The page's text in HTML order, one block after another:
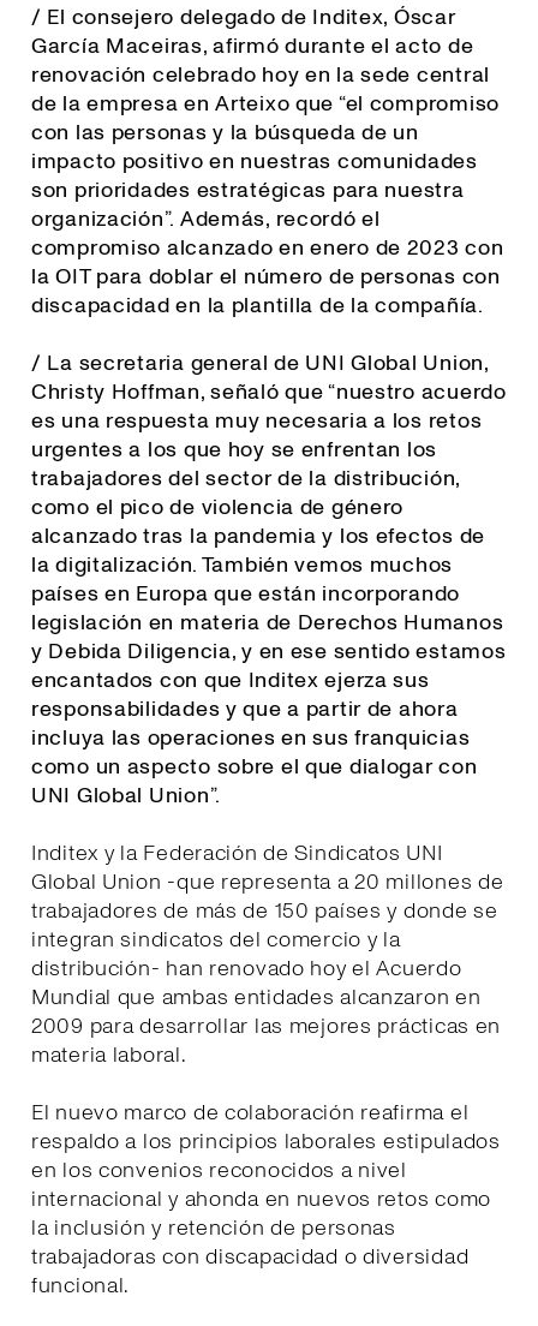
/ El consejero delegado de Inditex, Óscar
García Maceiras, afirmó durante el acto de
renovación celebrado hoy en la sede central
de la empresa en Arteixo que “el compromiso
con las personas y la búsqueda de un
impacto positivo en nuestras comunidades
son prioridades estratégicas para nuestra
organización”. Además, recordó el
compromiso alcanzado en enero de 2023 con
la OIT para doblar el número de personas con
discapacidad en la plantilla de la compañía.
/ La secretaria general de UNI Global Union,
Christy Hoffman, señaló que “nuestro acuerdo
es una respuesta muy necesaria a los retos
urgentes a los que hoy se enfrentan los
trabajadores del sector de la distribución,
como el pico de violencia de género
alcanzado tras la pandemia y los efectos de
la digitalización. También vemos muchos
países en Europa que están incorporando
legislación en materia de Derechos Humanos
y Debida Diligencia, y en ese sentido estamos
encantados con que Inditex ejerza sus
responsabilidades y que a partir de ahora
incluya las operaciones en sus franquicias
como un aspecto sobre el que dialogar con
UNI Global Union”.
Inditex y la Federación de Sindicatos UNI
Global Union -que representa a 20 millones de
trabajadores de más de 150 países y donde se
integran sindicatos del comercio y la
distribución- han renovado hoy el Acuerdo
Mundial que ambas entidades alcanzaron en
2009 para desarrollar las mejores prácticas en
materia laboral.
El nuevo marco de colaboración reafirma el
respaldo a los principios laborales estipulados
en los convenios reconocidos a nivel
internacional y ahonda en nuevos retos como
la inclusión y retención de personas
trabajadoras con discapacidad o diversidad
funcional.